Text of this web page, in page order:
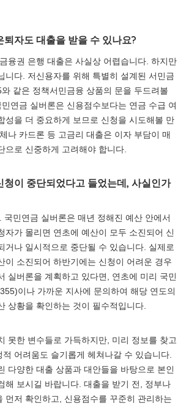
자도 대출을 받을 수 있나요?
융권 은행 대출은 사실상 어렵습니다. 하지만
니다. 저신용자를 위해 특별히 설계된 서민금
같은 정책서민금융 상품의 문을 두드려볼
연금 실버론은 신용점수보다는 연금 수급 여
성을 더 중요하게 보므로 신청을 시도해볼 만
나 카드론 등 고금리 대출은 이자 부담이 매
으로 신중하게 고려해야 합니다.
청이 중단되었다고 들었는데, 사실인가
국민연금 실버론은 매년 정해진 예산 안에서
자가 몰리면 연초에 예산이 모두 소진되어 신
거나 일시적으로 중단될 수 있습니다. 실제로
이 소진되어 하반기에는 신청이 어려운 경우
실버론을 계획하고 있다면, 연초에 미리 국민
이나 가까운 지사에 문의하여 해당 연도의
상황을 확인하는 것이 필수적입니다.
못한 변수들로 가득하지만, 미리 정보를 찾고
어려움도 슬기롭게 헤쳐나갈 수 있습니다.
다양한 대출 상품과 대안들을 바탕으로 본인
해 보시길 바랍니다. 대출을 받기 전, 정부나
먼저 확인하고, 신용점수를 꾸준히 관리하는